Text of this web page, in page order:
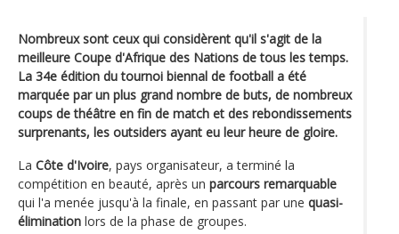
Nombreux sont ceux qui considèrent qu'il s'agit de la
meilleure Coupe d'Afrique des Nations de tous les temps.
La 34e édition du tournoi biennal de football a été
marquée par un plus grand nombre de buts, de nombreux
coups de théâtre en fin de match et des rebondissements
surprenants, les outsiders ayant eu leur heure de gloire.
La Côte d'Ivoire, pays organisateur, a terminé la
compétition en beauté, après un parcours remarquable
qui l'a menée jusqu'à la finale, en passant par une quasi-
élimination lors de la phase de groupes.